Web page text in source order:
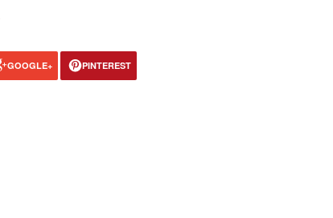
GOOGLE+ PINTEREST